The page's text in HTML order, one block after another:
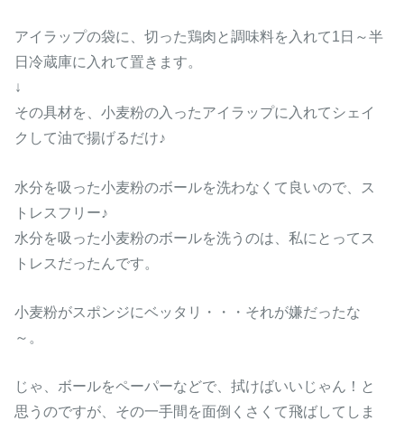
アイラップの袋に、切った鶏肉と調味料を入れて1日～半
日冷蔵庫に入れて置きます。
↓
その具材を、小麦粉の入ったアイラップに入れてシェイ
クして油で揚げるだけ♪
水分を吸った小麦粉のボールを洗わなくて良いので、ス
トレスフリー♪
水分を吸った小麦粉のボールを洗うのは、私にとってス
トレスだったんです。
小麦粉がスポンジにベッタリ・・・それが嫌だったな
～。
じゃ、ボールをペーパーなどで、拭けばいいじゃん！と
思うのですが、その一手間を面倒くさくて飛ばしてしま